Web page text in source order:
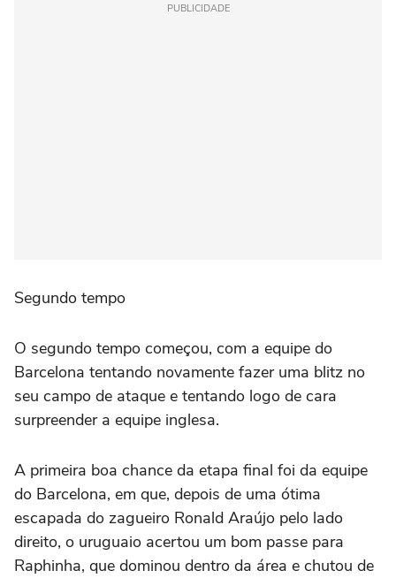
PUBLICIDADE
Segundo tempo
O segundo tempo começou, com a equipe do
Barcelona tentando novamente fazer uma blitz no
seu campo de ataque e tentando logo de cara
surpreender a equipe inglesa.
A primeira boa chance da etapa final foi da equipe
do Barcelona, em que, depois de uma ótima
escapada do zagueiro Ronald Araújo pelo lado
direito, o uruguaio acertou um bom passe para
Raphinha, que dominou dentro da área e chutou de